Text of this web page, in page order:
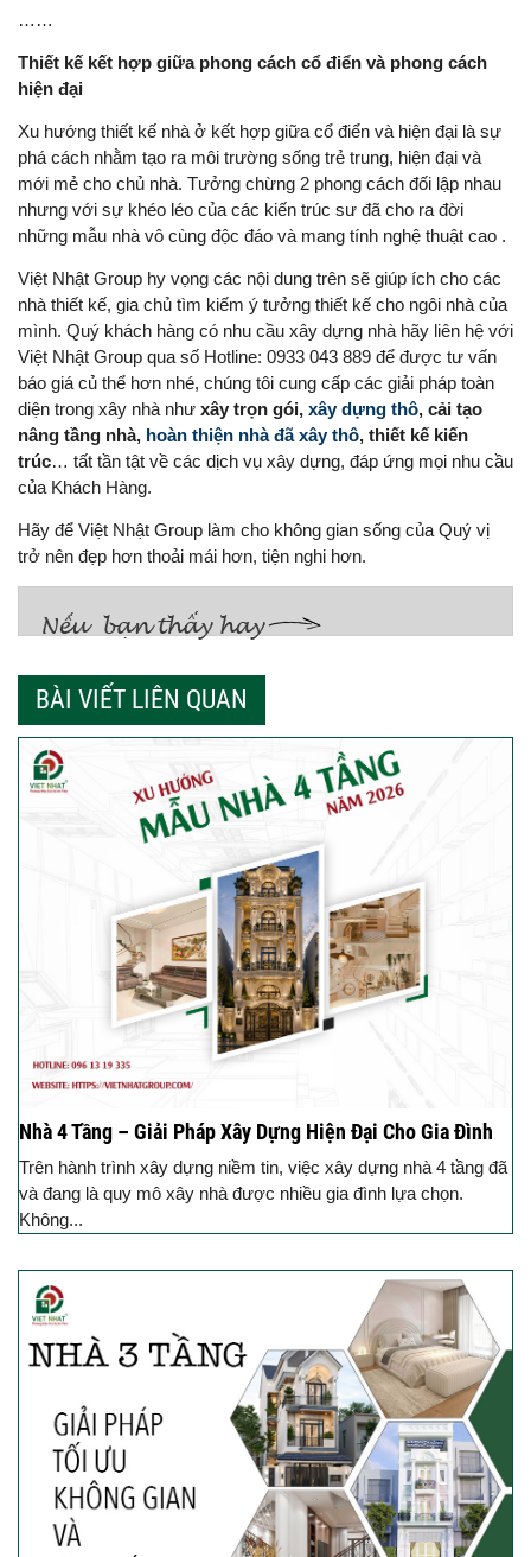
……
Thiết kế kết hợp giữa phong cách cổ điển và phong cách
hiện đại
Xu hướng thiết kế nhà ở kết hợp giữa cổ điển và hiện đại là sự
phá cách nhằm tạo ra môi trường sống trẻ trung, hiện đại và
mới mẻ cho chủ nhà. Tưởng chừng 2 phong cách đối lập nhau
nhưng với sự khéo léo của các kiến trúc sư đã cho ra đời
những mẫu nhà vô cùng độc đáo và mang tính nghệ thuật cao .
Việt Nhật Group hy vọng các nội dung trên sẽ giúp ích cho các
nhà thiết kế, gia chủ tìm kiếm ý tưởng thiết kế cho ngôi nhà của
mình. Quý khách hàng có nhu cầu xây dựng nhà hãy liên hệ với
Việt Nhật Group qua số Hotline: 0933 043 889 để được tư vấn
báo giá củ thể hơn nhé, chúng tôi cung cấp các giải pháp toàn
diện trong xây nhà như xây trọn gói, xây dựng thô, cải tạo
nâng tầng nhà, hoàn thiện nhà đã xây thô, thiết kế kiến
trúc… tất tần tật về các dịch vụ xây dựng, đáp ứng mọi nhu cầu
của Khách Hàng.
Hãy để Việt Nhật Group làm cho không gian sống của Quý vị
trở nên đẹp hơn thoải mái hơn, tiện nghi hơn.
BÀI VIẾT LIÊN QUAN
Nhà 4 Tầng – Giải Pháp Xây Dựng Hiện Đại Cho Gia Đình
Trên hành trình xây dựng niềm tin, việc xây dựng nhà 4 tầng đã
và đang là quy mô xây nhà được nhiều gia đình lựa chọn.
Không...